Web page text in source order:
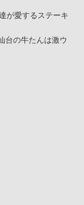
が愛するステーキ
台の牛たんは激ウ